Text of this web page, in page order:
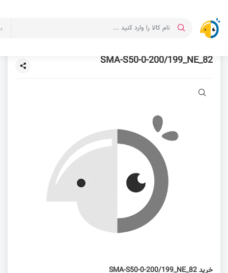
82_SMA-S50-0-200/199_NE
خرید 82_SMA-S50-0-200/199_NE